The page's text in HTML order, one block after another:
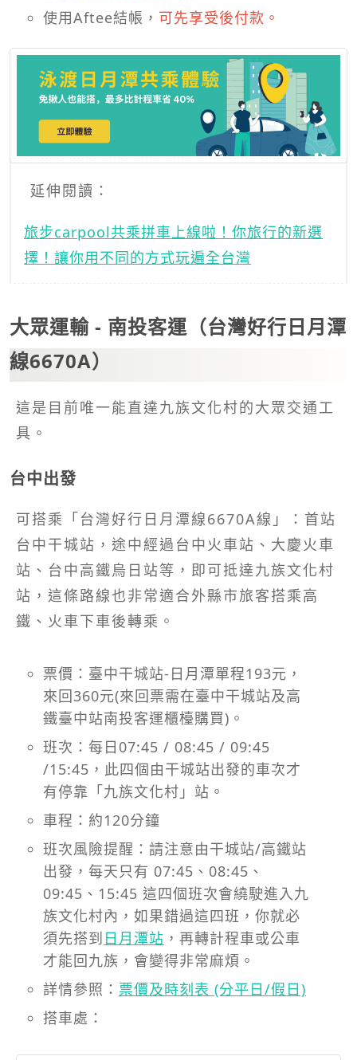
使用Aftee結帳， 可先享受後付款。
延伸閱讀：
旅步carpool共乘拼車上線啦！你旅行的新選
擇！讓你用不同的方式玩遍全台灣
大眾運輸 - 南投客運（台灣好行日月潭
線6670A）
這是目前唯一能直達九族文化村的大眾交通工
具。
台中出發
可搭乘「台灣好行日月潭線6670A線」：首站
台中干城站，途中經過台中火車站、大慶火車
站、台中高鐵烏日站等，即可抵達九族文化村
站，這條路線也非常適合外縣市旅客搭乘高
鐵、火車下車後轉乘。
票價：臺中干城站-日月潭單程193元，
來回360元(來回票需在臺中干城站及高
鐵臺中站南投客運櫃檯購買)。
班次：每日07:45 / 08:45 / 09:45
/15:45，此四個由干城站出發的車次才
有停靠「九族文化村」站。
車程：約120分鐘
班次風險提醒：請注意由干城站/高鐵站
出發，每天只有 07:45、08:45、
09:45、15:45 這四個班次會繞駛進入九
族文化村內，如果錯過這四班，你就必
須先搭到 日月潭站 ，再轉計程車或公車
才能回九族，會變得非常麻煩。
詳情參照： 票價及時刻表 (分平日/假日)
搭車處：